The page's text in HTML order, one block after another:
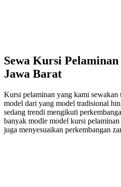
Sewa Kursi
Jawa Barat
Kursi pelaminan yang kami sewakan
model dari yang model tradisional
sedang trendi mengikuti
banyak modle model kursi
juga menyesuaikan perkembangan